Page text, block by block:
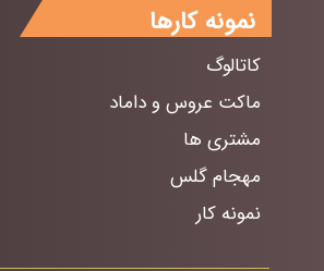
نمونه کارها
کاتالوگ
ماکت عروس و داماد
مشتری ها
مهجام گلس
نمونه کار